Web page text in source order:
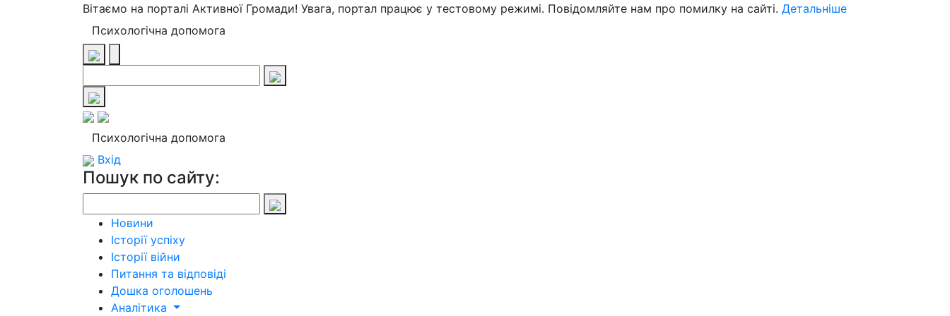
Вітаємо на порталі Активної Громади! Увага, портал працює у тестовому режимі. Повідомляйте нам про помилку на сайті. Детальніше
Психологічна допомога
Психологічна допомога
Вхід
Пошук по сайту:
Новини
Історії успіху
Історії війни
Питання та відповіді
Дошка оголошень
Аналітика